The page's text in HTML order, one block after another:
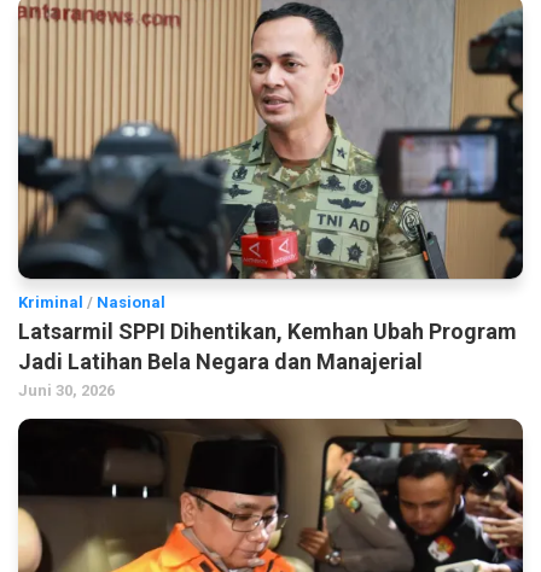
Kriminal / Nasional
Latsarmil SPPI Dihentikan, Kemhan Ubah Program
Jadi Latihan Bela Negara dan Manajerial
Juni 30, 2026